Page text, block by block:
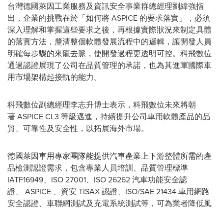
台灣德國萊因工業服務及資訊安全事業群總經理劉緯強指
出，企業的挑戰在於「如何將 ASPICE 的要求落實」，必須
深入理解和掌握這些要求之後，再根據實際狀況來制定具體
的落實方法，釐清整個軟體發展流程中的邏輯，讓開發人員
明確每步驟的來龍去脈，使開發過程更透明可控。科飛數位
通過認證展現了公司在品質管理的承諾，也為其進軍國際車
用市場架構起接軌的能力。
科飛數位副總經理李志升博士表示，科飛數位未來將朝
著 ASPICE CL3 等級邁進，持續提升公司車用軟體產品的品
質、可靠性及安全性，以拓展海外市場。
德國萊因車用專家團隊能提供汽車產業上下游整體所需的產
品檢測認證需求，包含專業人員培訓、品質管理標準
IATF16949、ISO 27001、ISO 26262 汽車功能安全認
證、
ASPICE 、資安 TISAX 認證、ISO/SAE 21434 車用網路
安全認證、車聯網測試及充電系統測試等，可為業者降低風